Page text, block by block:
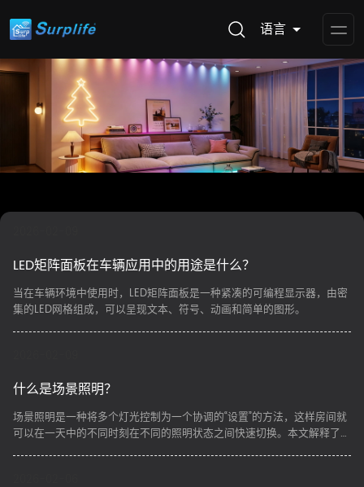
语言
LED矩阵面板在车辆应用中的用途是什么？
​当在车辆环境中使用时，LED矩阵面板是一种紧凑的可编程显示器，由密
集的LED网格组成，可以呈现文本、符号、动画和简单的图形。
什么是场景照明？
​场景照明是一种将多个灯光控制为一个协调的“设置”的方法，这样房间就
可以在一天中的不同时刻在不同的照明状态之间快速切换。本文解释了什